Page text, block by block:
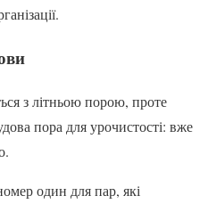
з літньою порою, проте
пора для урочистості: вже
один для пар, які